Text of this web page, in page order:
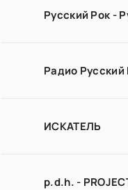
Русский Рок -
Радио Русский
ИСКАТЕЛЬ
p.d.h. -